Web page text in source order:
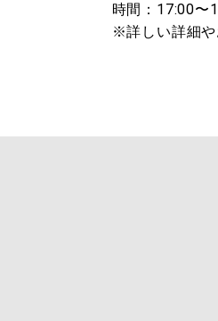
時間：17:00〜
※詳しい詳細や